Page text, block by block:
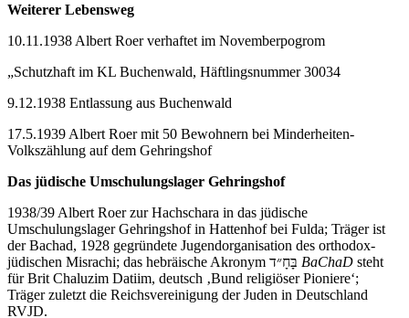
Weiterer Lebensweg
10.11.1938 Albert Roer verhaftet im Novemberpogrom
„Schutzhaft im KL Buchenwald, Häftlingsnummer 30034
9.12.1938 Entlassung aus Buchenwald
17.5.1939 Albert Roer mit 50 Bewohnern bei Minderheiten-
Volkszählung auf dem Gehringshof
Das jüdische Umschulungslager Gehringshof
1938/39 Albert Roer zur Hachschara in das jüdische
Umschulungslager Gehringshof in Hattenhof bei Fulda; Träger ist
der Bachad, 1928 gegründete Jugendorganisation des orthodox-
BaChaD steht
für Brit Chaluzim Datiim, deutsch ‚Bund religiöser Pioniere‘;
Träger zuletzt die Reichsvereinigung der Juden in Deutschland
RVJD.